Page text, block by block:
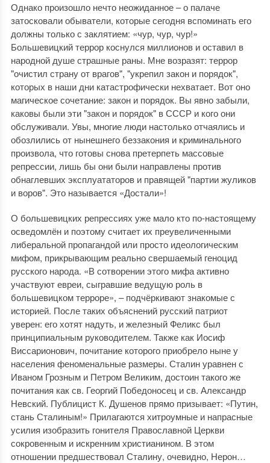
Однако произошло нечто неожиданное – о палаче
затосковали обыватели, которые сегодня вспоминать его
должны только с заклятием: «чур, чур, чур!»
Большевицкий террор коснулся миллионов и оставил в
народной душе страшные раны. Мне возразят: террор
"очистил страну от врагов", "укрепил закон и порядок",
которых в наши дни катастрофически нехватает. Вот оно
магическое сочетание: закон и порядок. Вы явно забыли,
каковы были эти "закон и порядок" в СССР и кого они
обслуживали. Увы, многие люди настолько отчаялись и
обозлились от нынешнего беззакония и криминального
произвола, что готовы снова претерпеть массовые
репрессии, лишь бы они были направлены против
обнаглевших эксплуататоров и правящей "партии жуликов
и воров". Это называется «Достали»!
О большевицких репрессиях уже мало кто по-настоящему
осведомлён и поэтому считает их преувеличенными
либеральной пропагандой или просто идеологическим
мифом, прикрывающим реально свершаемый геноцид
русского народа. «В сотворении этого мифа активно
участвуют евреи, сыгравшие ведущую роль в
большевицком терроре», – подчёркивают знакомые с
историей. После таких объяснений русский патриот
уверен: его хотят надуть, и железный Феликс был
принципиальным руководителем. Также как Иосиф
Виссарионович, почитание которого приобрело ныне у
населения феноменальные размеры. Сталин уравнен с
Иваном Грозным и Петром Великим, достоин такого же
почитания как св. Георгий Победоносец и св. Александр
Невский. Публицист К. Душенов прямо призывает: «Путин,
стань Сталиным!» Прилагаются хитроумные и напрасные
усилия изобразить гонителя Православной Церкви
сокровенным и искренним христианином. В этом
отношении предшествовал Сталину, очевидно, Нерон…